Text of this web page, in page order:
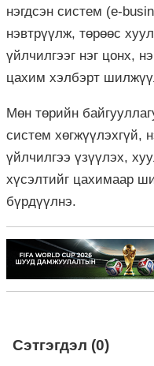
нэгдсэн систем (е-
нэвтрүүлж, төрөөс
үйлчилгээг нэг цонх,
цахим хэлбэрт
Мөн төрийн
систем хөгжүүлэхгүй,
үйлчилгээ үзүүлэх,
хүсэлтийг цахимаар
бүрдүүлнэ.
Сэтгэгдэл (0)